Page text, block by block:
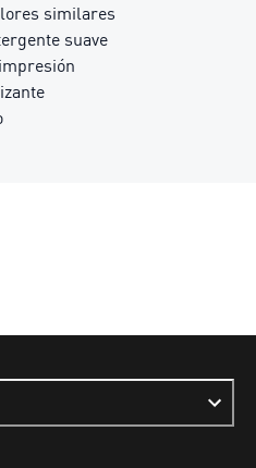
similares
suave